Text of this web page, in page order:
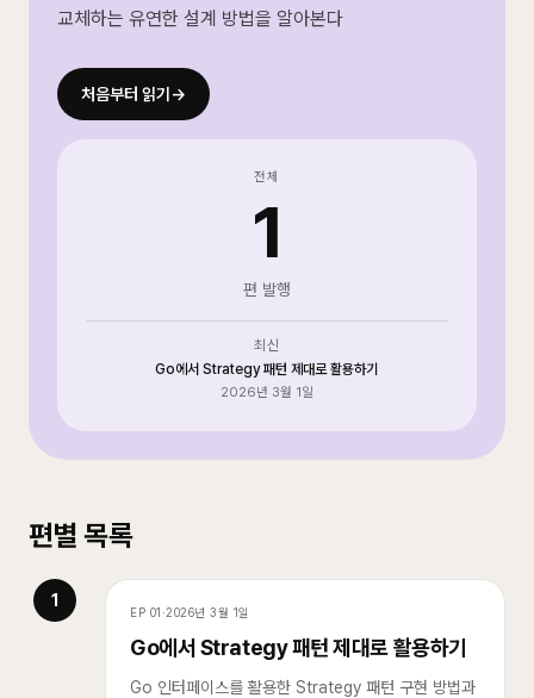
교체하는 유연한 설계 방법을 알아본다
처음부터 읽기 →
전체
1
편 발행
최신
Go에서 Strategy 패턴 제대로 활용하기
2026년 3월 1일
편별 목록
1
EP 01·2026년 3월 1일
Go에서 Strategy 패턴 제대로 활용하기
Go 인터페이스를 활용한 Strategy 패턴 구현 방법과